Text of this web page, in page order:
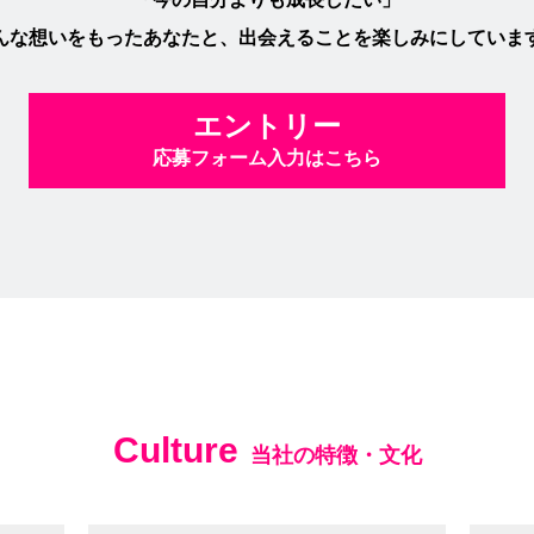
な想いをもったあなたと、出会えることを楽しみにしていま
エントリー
応募フォーム入力はこちら
Culture 当社の特徴・文化